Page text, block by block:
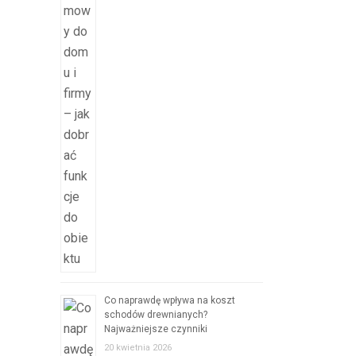
Co naprawdę wpływa na koszt
schodów drewnianych?
Najważniejsze czynniki
20 kwietnia 2026